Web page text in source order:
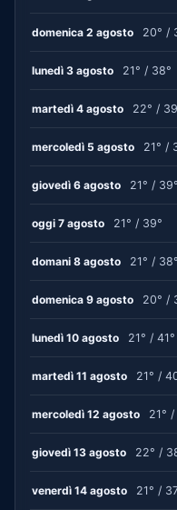
domenica 2 agosto 20° /
lunedì 3 agosto 21° / 38°
martedì 4 agosto 22° /
mercoledì 5 agosto 21° /
giovedì 6 agosto 21° / 39°
oggi 7 agosto 21° / 39°
domani 8 agosto 21° / 38°
domenica 9 agosto 20° /
lunedì 10 agosto 21° / 41°
martedì 11 agosto 21° /
mercoledì 12 agosto 21°
giovedì 13 agosto 22° /
venerdì 14 agosto 21° /